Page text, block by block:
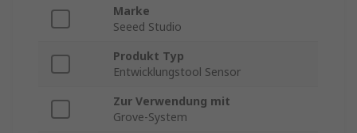
Marke
Seeed Studio
Produkt Typ
Entwicklungstool Sensor
Zur Verwendung mit
Grove-System